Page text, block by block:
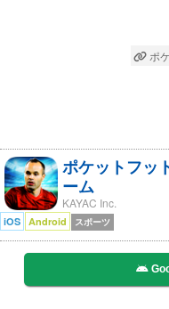
ポ
ポケットフッ
ーム
KAYAC Inc.
iOS Android スポーツ